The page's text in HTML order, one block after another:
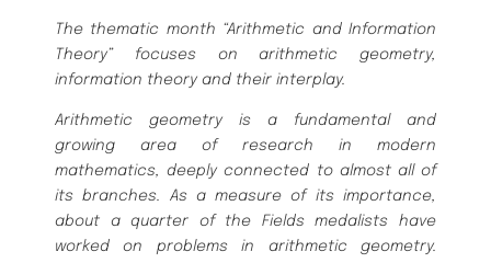
The thematic month “Arithmetic and Information
Theory” focuses on arithmetic geometry,
information theory and their interplay.
Arithmetic geometry is a fundamental and
growing area of research in modern
mathematics, deeply connected to almost all of
its branches. As a measure of its importance,
about a quarter of the Fields medalists have
worked on problems in arithmetic geometry.